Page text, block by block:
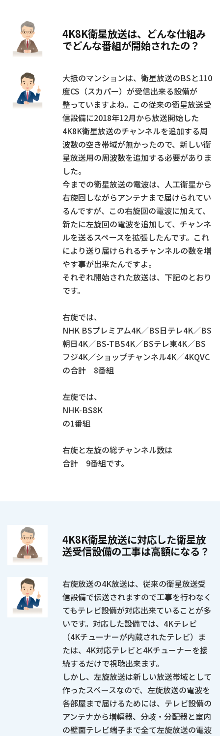
4K8K衛星放送は、どんな仕組み
でどんな番組が開始されたの？
大抵のマンションは、衛星放送のBSと110
度CS（スカパー）が受信出来る設備が
整っていますよね。この従来の衛星放送受
信設備に2018年12月から放送開始した
4K8K衛星放送のチャンネルを追加する周
波数の空き帯域が無かったので、新しい衛
星放送用の周波数を追加する必要がありま
した。
今までの衛星放送の電波は、人工衛星から
右旋回しながらアンテナまで届けられてい
るんですが、この右旋回の電波に加えて、
新たに左旋回の電波を追加して、チャンネ
ルを送るスペースを拡張したんです。これ
により送り届けられるチャンネルの数を増
やす事が出来たんですよ。
それぞれ開始された放送は、下記のとおり
です。
右旋では、
NHK BSプレミアム4K／BS日テレ4K／BS
朝日4K／BS-TBS4K／BSテレ東4K／BS
フジ4K／ショップチャンネル4K／4KQVC
の合計 8番組
左旋では、
NHK-BS8K
の1番組
右旋と左旋の総チャンネル数は
合計 9番組です。
4K8K衛星放送に対応した衛星放
送受信設備の工事は高額になる？
右旋放送の4K放送は、従来の衛星放送受
信設備で伝送されますので工事を行わなく
てもテレビ設備が対応出来ていることが多
いです。対応した設備では、4Kテレビ
（4Kチューナーが内蔵されたテレビ）ま
たは、4K対応テレビと4Kチューナーを接
続するだけで視聴出来ます。
しかし、左旋放送は新しい放送帯域として
作ったスペースなので、左旋放送の電波を
各部屋まで届けるためには、テレビ設備の
アンテナから増幅器、分岐・分配器と室内
の壁面テレビ端子まで全て左旋放送の電波